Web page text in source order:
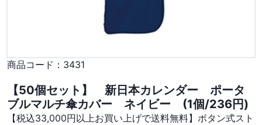
商品コード： 3431
【50個セット】 新日本カレンダー ポータ
ブルマルチ傘カバー ネイビー (1個/236円)
【税込33,000円以上お買い上げで送料無料】ボタン式スト